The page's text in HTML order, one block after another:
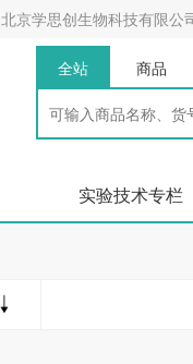
北京学思创生物科技有限公
全站 商品
实验技术专栏